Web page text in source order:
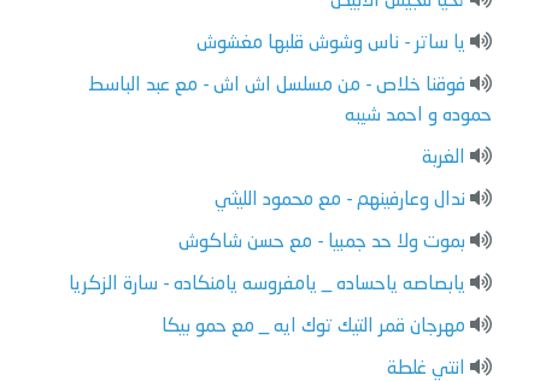
يا ساتر - ناس وشوش قلبها مغشوش
فوقنا خلاص - من مسلسل اش اش - مع عبد الباسط
حموده و احمد شيبه
الغربة
ندال وعارفينهم - مع محمود الليثي
بموت ولا حد جمبيا - مع حسن شاكوش
يابصاصه ياحساده _ يامفروسه يامنكاده - سارة الزكريا
مهرجان قمر التيك توك ايه _ مع حمو بيكا
انتي غلطة